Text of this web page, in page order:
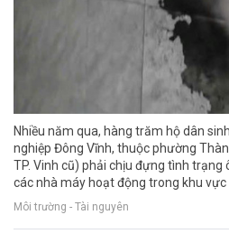
Nhiều năm qua, hàng trăm hộ dân
nghiệp Đông Vĩnh, thuộc phường
TP. Vinh cũ) phải chịu đựng tình trạng
các nhà máy hoạt động trong khu vực
Môi trường - Tài nguyên